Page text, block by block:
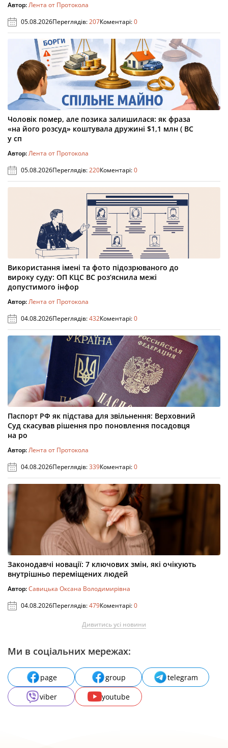
Автор:Лента от Протокола
05.08.2026Переглядів:207Коментарі:0
Чоловік помер, але позика залишилася: як фраза
«на його розсуд» коштувала дружині $1,1 млн ( ВС
у сп
Автор:Лента от Протокола
05.08.2026Переглядів:220Коментарі:0
Використання імені та фото підозрюваного до
вироку суду: ОП КЦС ВС роз’яснила межі
допустимого інфор
Автор:Лента от Протокола
04.08.2026Переглядів:432Коментарі:0
Паспорт РФ як підстава для звільнення: Верховний
Суд скасував рішення про поновлення посадовця
на ро
Автор:Лента от Протокола
04.08.2026Переглядів:339Коментарі:0
Законодавчі новації: 7 ключових змін, які очікують
внутрішньо переміщених людей
Автор:Савицька Оксана Володимирівна
04.08.2026Переглядів:479Коментарі:0
Дивитись усі новини
Ми в соціальних мережах:
page group
telegram
viber
youtube